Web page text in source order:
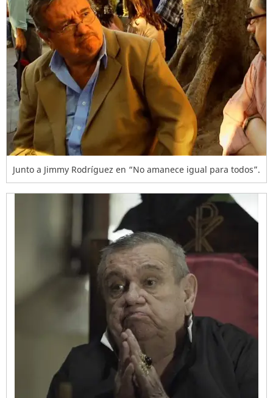
Junto a Jimmy Rodríguez en “No amanece igual para todos”.